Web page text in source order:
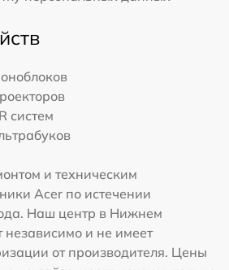
систем
и техническим
Acer по истечении
Наш центр в Нижнем
независимо и не имеет
от производителя. Цены